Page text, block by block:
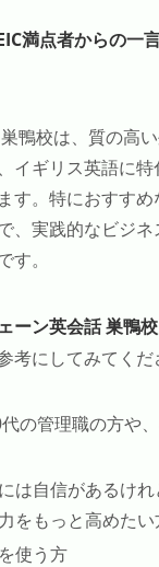
満点者からの一
鴨校は、質の高
イギリス英語に
す。特におすすめ
、実践的なビジネ
す。
ーン英会話 巣鴨
考にしてみてくだ
の管理職の方や
は自信があるけれ
をもっと高めたい
使う方